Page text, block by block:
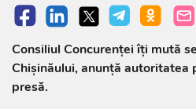
Consiliul Concurenței îți mută
Chișinăului, anunță autoritatea
presă.